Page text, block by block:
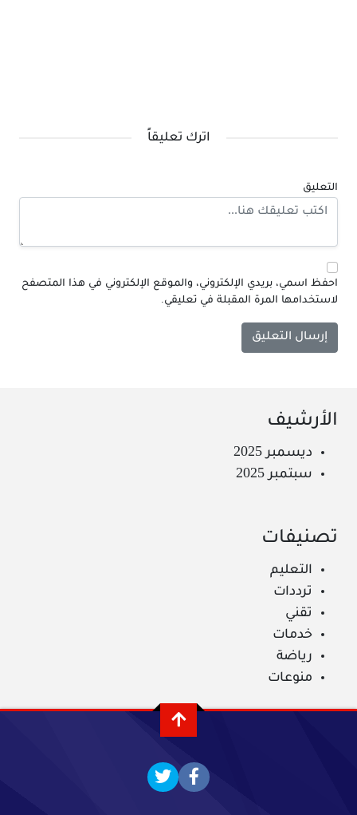
اترك تعليقاً
التعليق
احفظ اسمي، بريدي الإلكتروني، والموقع الإلكتروني في هذا المتصفح
لاستخدامها المرة المقبلة في تعليقي.
الأرشيف
ديسمبر 2025
سبتمبر 2025
تصنيفات
التعليم
ترددات
تقني
خدمات
رياضة
منوعات